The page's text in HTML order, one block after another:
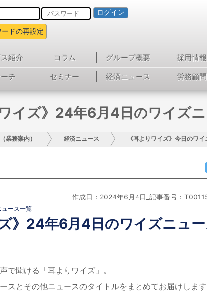
ログイン
ードの再設定
紹介 コラム グループ概要 採用情報
チ セミナー 経済ニュース 労務顧問
ワイズ》24年6月4日のワイズ
業務案内） 経済ニュース 《耳よりワイズ》今日のワ
作成日：2024年6月4日_記事番号：
ュース一覧
》24年6月4日のワイズニュ
で聞ける「耳よりワイズ」。
スとその他ニュースのタイトルをまとめてお届けします